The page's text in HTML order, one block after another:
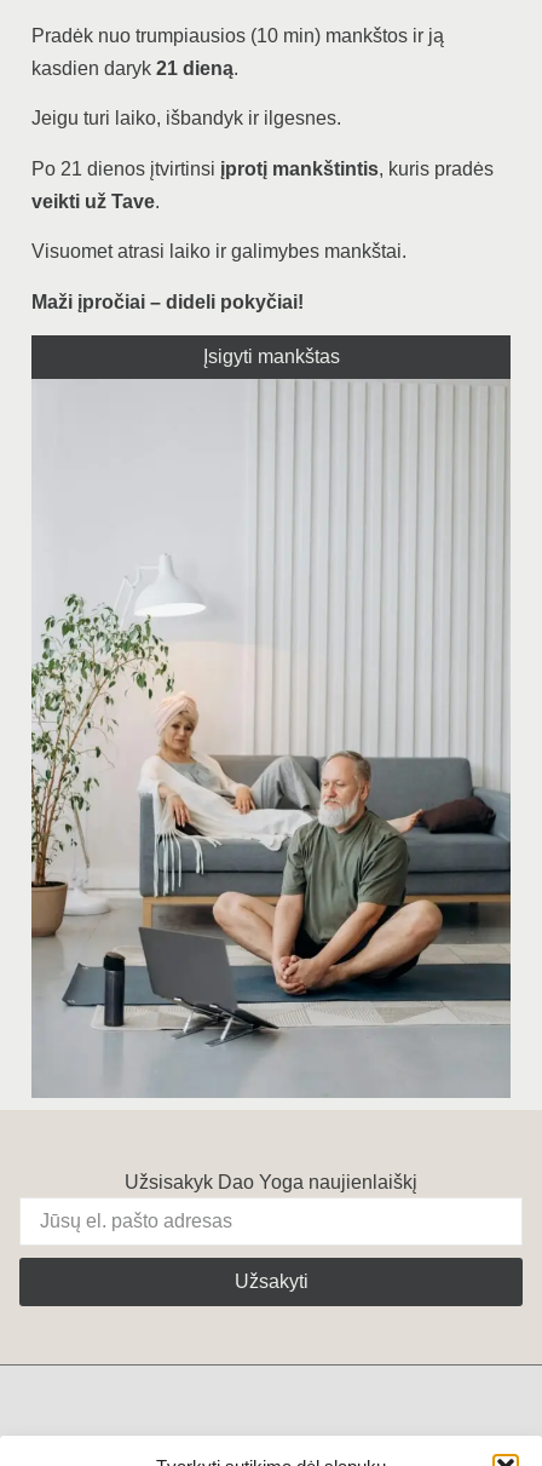
Pradėk nuo trumpiausios (10 min) mankštos ir ją
kasdien daryk 21 dieną.
Jeigu turi laiko, išbandyk ir ilgesnes.
Po 21 dienos įtvirtinsi įprotį mankštintis, kuris pradės
veikti už Tave.
Visuomet atrasi laiko ir galimybes mankštai.
Maži įpročiai – dideli pokyčiai!
Įsigyti mankštas
Užsisakyk Dao Yoga naujienlaiškį
Užsakyti
+370 611 79444